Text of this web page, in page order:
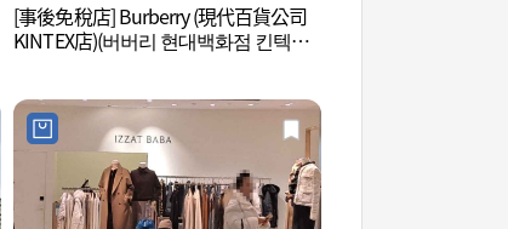
[事後免稅店] Burberry (現代百貨公司
KINTEX店)(버버리 현대백화점 킨텍스